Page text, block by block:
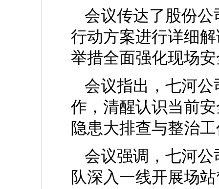
会议传达了股份公
行动方案进行详细
举措全面强化现场
会议指出，七河
作，清醒认识当前
隐患大排查与整治
会议强调，七河
队深入一线开展场